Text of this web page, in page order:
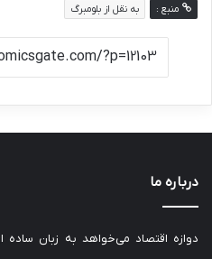
منبع : به نقل از بلومبرگ
درباره ما
دوازه اقتصاد می‌خواهد به زبان ساده